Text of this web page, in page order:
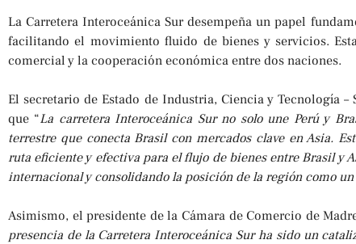
La Carretera Interoceánica Sur desempeña un papel
facilitando el movimiento fluido de bienes y servicios.
comercial y la cooperación económica entre dos naciones.
El secretario de Estado de Industria, Ciencia y Tecnología –
que “La carretera Interoceánica Sur no solo une Perú y
terrestre que conecta Brasil con mercados clave en Asia.
ruta eficiente y efectiva para el flujo de bienes entre Brasil y
internacional y consolidando la posición de la región como
Asimismo, el presidente de la Cámara de Comercio de
presencia de la Carretera Interoceánica Sur ha sido un